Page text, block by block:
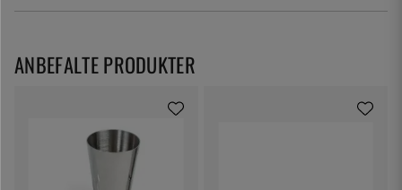
ANBEFALTE PRODUKTER